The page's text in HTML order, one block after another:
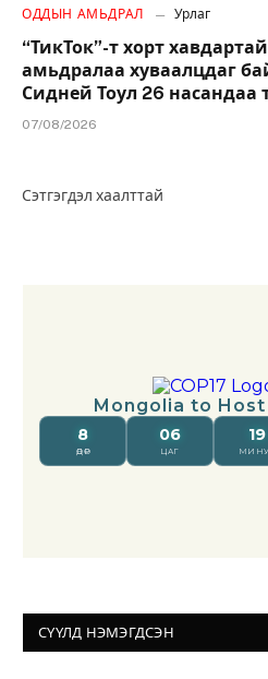
ОДДЫН АМЬДРАЛ Урлаг
“ТикТок”-т хорт
амьдралаа хуваалцдаг
Сидней Тоул 26 насандаа
07/08/2026
Сэтгэгдэл хаалттай
СҮҮЛД НЭМЭГДСЭН